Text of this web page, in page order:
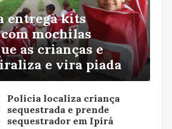
entrega kits
mochilas
as crianças e
e vira piada
Polícia localiza criança
sequestrada e prende
sequestrador em Ipirá